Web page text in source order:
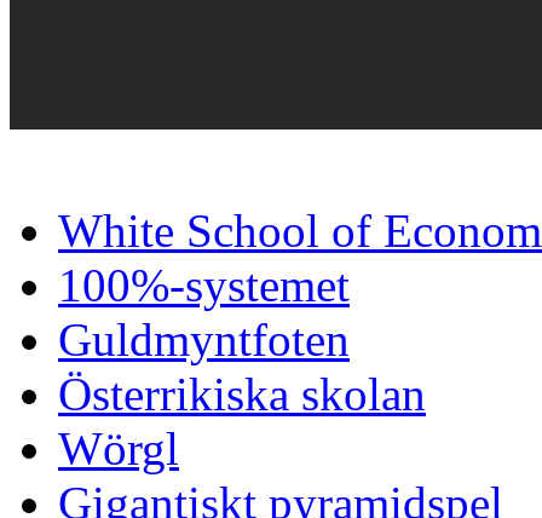
White School of
100%-systemet
Guldmyntfoten
Österrikiska skolan
Wörgl
Gigantiskt pyramidspel